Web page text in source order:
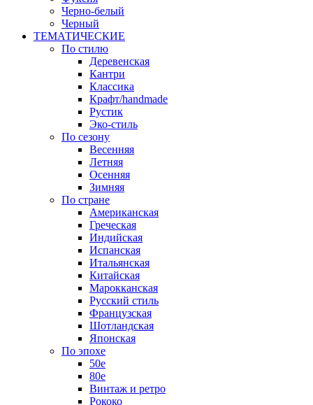
Черно-белый
Черный
ТЕМАТИЧЕСКИЕ
По стилю
Деревенская
Кантри
Классика
Крафт/handmade
Рустик
Эко-стиль
По сезону
Весенняя
Летняя
Осенняя
Зимняя
По стране
Американская
Греческая
Индийская
Испанская
Итальянская
Китайская
Марокканская
Русский стиль
Французская
Шотландская
Японская
По эпохе
50е
80е
Винтаж и ретро
Рококо